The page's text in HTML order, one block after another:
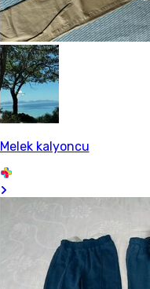
Melek kalyoncu